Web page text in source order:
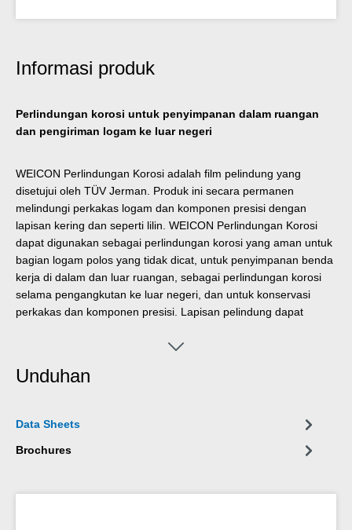
Informasi produk
Perlindungan korosi untuk penyimpanan dalam ruangan
dan pengiriman logam ke luar negeri
WEICON Perlindungan Korosi adalah film pelindung yang
disetujui oleh TÜV Jerman. Produk ini secara permanen
melindungi perkakas logam dan komponen presisi dengan
lapisan kering dan seperti lilin. WEICON Perlindungan Korosi
dapat digunakan sebagai perlindungan korosi yang aman untuk
bagian logam polos yang tidak dicat, untuk penyimpanan benda
kerja di dalam dan luar ruangan, sebagai perlindungan korosi
selama pengangkutan ke luar negeri, dan untuk konservasi
perkakas dan komponen presisi. Lapisan pelindung dapat
Unduhan
Data Sheets
Brochures